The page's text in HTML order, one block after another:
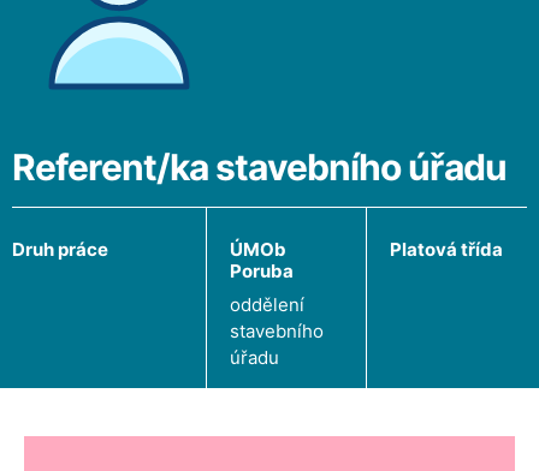
Referent/ka stavebního úřadu
Druh práce
ÚMOb
Poruba
oddělení
stavebního
úřadu
Platová třída